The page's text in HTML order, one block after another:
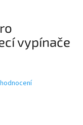
vypínače